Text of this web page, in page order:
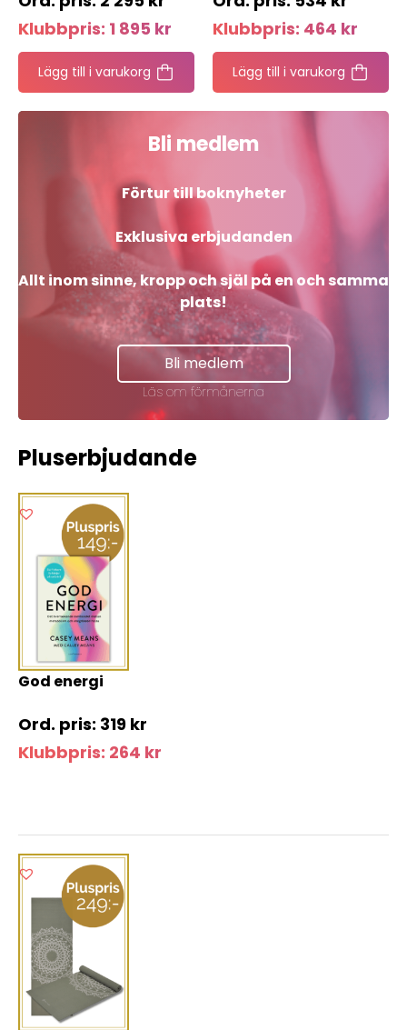
Klubbpris: 1 895 kr
Lägg till i varukorg
Klubbpris: 464 kr
Lägg till i varukorg
Bli medlem
Förtur till boknyheter
Exklusiva erbjudanden
Allt inom sinne, kropp och själ på en och samma
plats!
Bli medlem
Läs om förmånerna
Pluserbjudande
God energi
319 kr
Klubbpris: 264 kr